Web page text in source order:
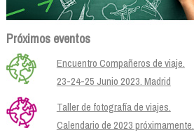
Próximos eventos
Encuentro Compañeros de viaje.
23-24-25 Junio 2023. Madrid
Taller de fotografía de viajes.
Calendario de 2023 próximamente.